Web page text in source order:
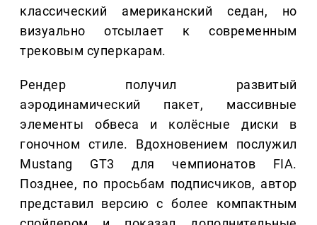
классический американский седан, но
визуально отсылает к современным
трековым суперкарам.
Рендер получил развитый
аэродинамический пакет, массивные
элементы обвеса и колёсные диски в
гоночном стиле. Вдохновением послужил
Mustang GT3 для чемпионатов FIA.
Позднее, по просьбам подписчиков, автор
представил версию с более компактным